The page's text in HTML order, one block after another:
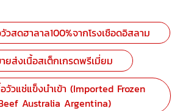
วสดฮาลาล100%จากโรงเชือดอิสลาม
ยส่งเนื้อสเต็กเกรดพรีเมี่ยม
วัวแช่แข็งนำเข้า (Imported Frozen
Australia Argentina)